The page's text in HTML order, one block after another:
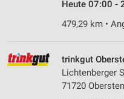
Heute 07:00 -
479,29 km •
trinkgut
Lichtenberger
71720